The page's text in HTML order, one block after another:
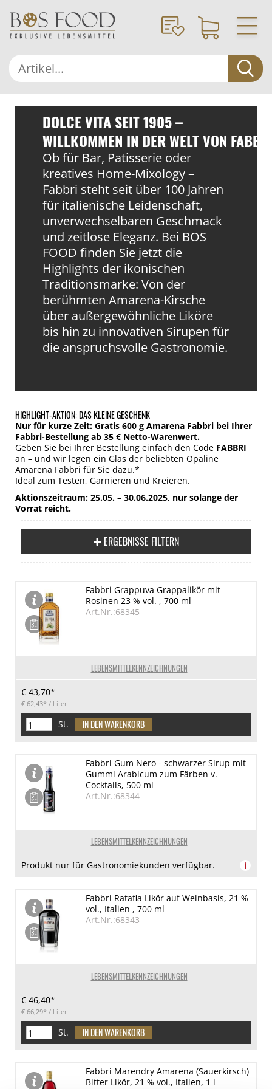
DOLCE VITA SEIT 1905 –
WILLKOMMEN IN DER WELT VON
Ob für Bar, Patisserie oder
kreatives Home-Mixology –
Fabbri steht seit über 100 Jahren
für italienische Leidenschaft,
unverwechselbaren Geschmack
und zeitlose Eleganz. Bei BOS
FOOD finden Sie jetzt die
Highlights der ikonischen
Traditionsmarke: Von der
berühmten Amarena-Kirsche
über außergewöhnliche Liköre
bis hin zu innovativen Sirupen für
die anspruchsvolle Gastronomie.
HIGHLIGHT-AKTION: DAS KLEINE GESCHENK
Nur für kurze Zeit: Gratis 600 g Amarena Fabbri bei Ihrer
Fabbri-Bestellung ab 35 € Netto-Warenwert.
Geben Sie bei Ihrer Bestellung einfach den Code FABBRI
an – und wir legen ein Glas der beliebten Opaline
Amarena Fabbri für Sie dazu.*
Ideal zum Testen, Garnieren und Kreieren.
Aktionszeitraum: 25.05. – 30.06.2025, nur solange der
Vorrat reicht.
ERGEBNISSE FILTERN
LEBENSMITTELKENNZEICHNUNGEN
Fabbri Grappuva Grappalikör mit
Rosinen 23 % vol. , 700 ml
Art.Nr.:68345
€ 43,70*
€ 62,43* / Liter
St.
LEBENSMITTELKENNZEICHNUNGEN
Fabbri Gum Nero - schwarzer Sirup mit
Gummi Arabicum zum Färben v.
Cocktails, 500 ml
Art.Nr.:68344
Produkt nur für Gastronomiekunden verfügbar. i
LEBENSMITTELKENNZEICHNUNGEN
Fabbri Ratafia Likör auf Weinbasis, 21 %
vol., Italien , 700 ml
Art.Nr.:68343
€ 46,40*
€ 66,29* / Liter
St.
Fabbri Marendry Amarena (Sauerkirsch)
Bitter Likör, 21 % vol., Italien, 1 l